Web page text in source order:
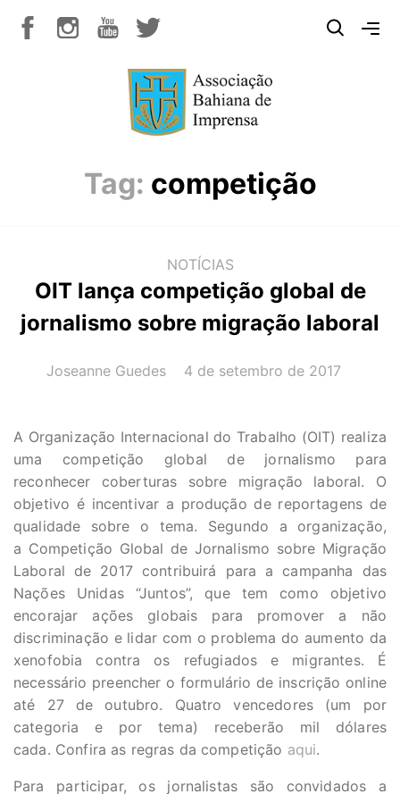
Tag: competição
NOTÍCIAS
OIT lança competição global de
jornalismo sobre migração laboral
AUTOR(A):
Joseanne Guedes DATA:
4 de setembro de 2017
A Organização Internacional do Trabalho (OIT) realiza
uma competição global de jornalismo para
reconhecer coberturas sobre migração laboral. O
objetivo é incentivar a produção de reportagens de
qualidade sobre o tema. Segundo a organização,
a Competição Global de Jornalismo sobre Migração
Laboral de 2017 contribuirá para a campanha das
Nações Unidas “Juntos”, que tem como objetivo
encorajar ações globais para promover a não
discriminação e lidar com o problema do aumento da
xenofobia contra os refugiados e migrantes. É
necessário preencher o formulário de inscrição online
até 27 de outubro. Quatro vencedores (um por
categoria e por tema) receberão mil dólares
cada. Confira as regras da competição aqui.
Para participar, os jornalistas são convidados a